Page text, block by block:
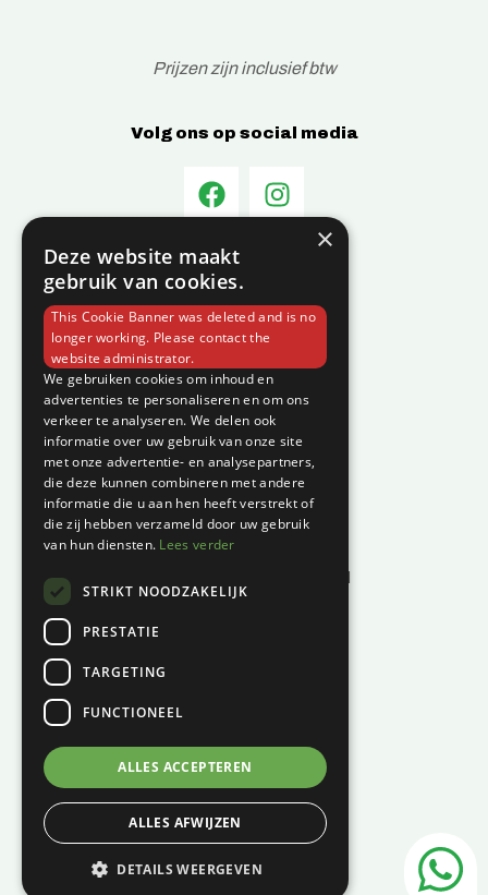
Prijzen zijn inclusief btw
Volg ons op social media
Informatie
Over C-Vin
Contact
Klantenservice
Garantie en klachten
Betaalmethodes
Privacyverklaring
Algemene voorwaarden
Levertijd en kosten
Herroepingsrecht & bedenktijd
KVK:01124270
BTW:NL001447694B61
06 – 121 815 49
info@c-vin.com
×
Deze website maakt
gebruik van cookies.
This Cookie Banner was deleted and is no
longer working. Please contact the
website administrator.
We gebruiken cookies om inhoud en
advertenties te personaliseren en om ons
verkeer te analyseren. We delen ook
informatie over uw gebruik van onze site
met onze advertentie- en analysepartners,
die deze kunnen combineren met andere
informatie die u aan hen heeft verstrekt of
die zij hebben verzameld door uw gebruik
van hun diensten. Lees verder
STRIKT NOODZAKELIJK
PRESTATIE
TARGETING
FUNCTIONEEL
ALLES ACCEPTEREN
ALLES AFWIJZEN
DETAILS WEERGEVEN